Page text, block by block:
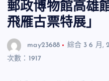
郵政博物館高雄
飛雁古票特展」
may23688 綜合 3 6 月,
次數：1917